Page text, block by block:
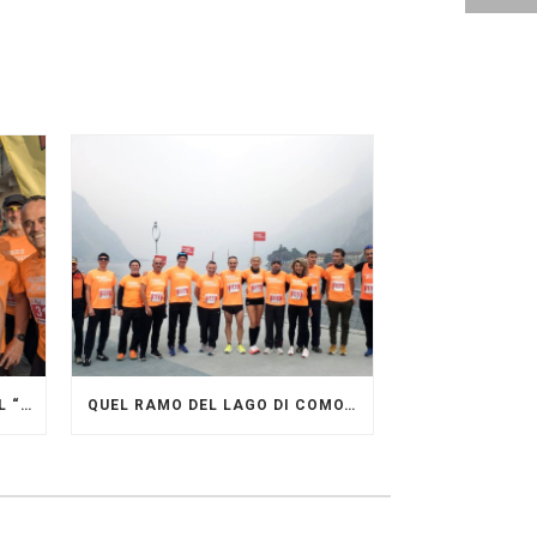
GRANDE FESTA DEI PACERS AL “GARDA LAKE RUNNING FESTIVAL” QUEL RAMO DEL LAGO DI COMO…